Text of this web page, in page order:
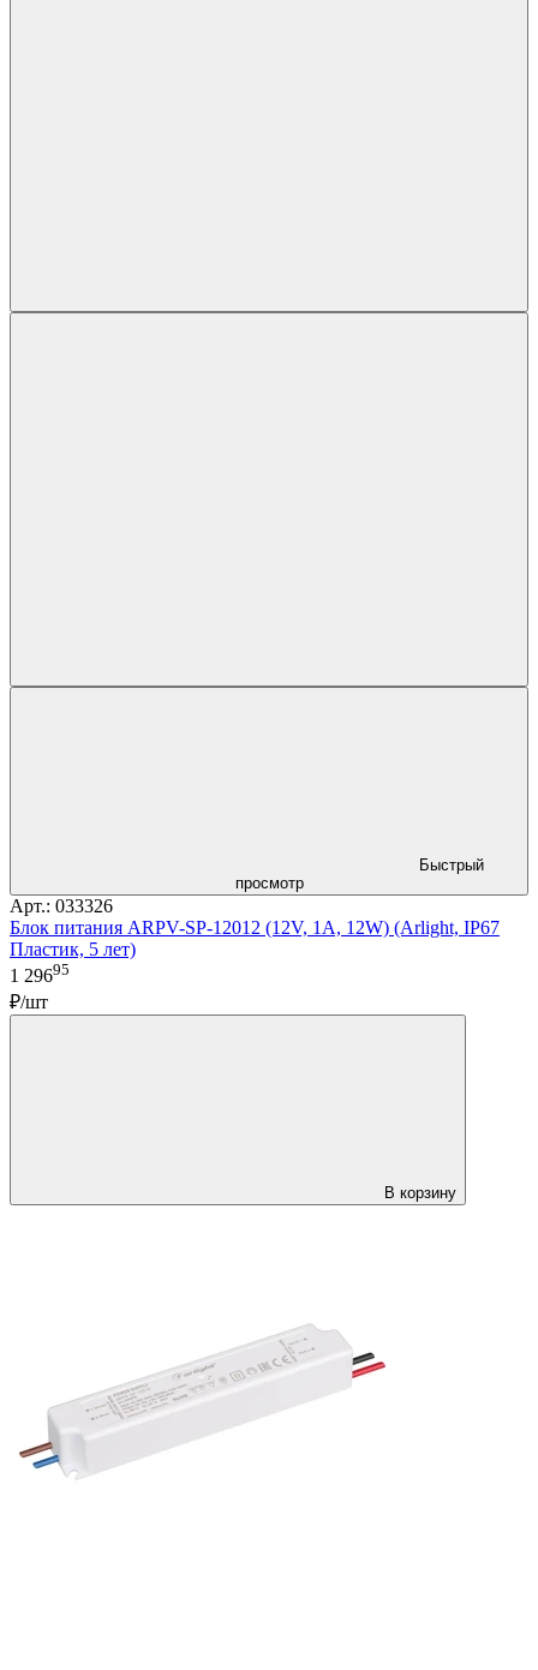
Быстрый
просмотр
Арт.: 033326
Блок питания ARPV-SP-12012 (12V, 1A, 12W) (Arlight, IP67
Пластик, 5 лет)
1 29695
₽/шт
В корзину